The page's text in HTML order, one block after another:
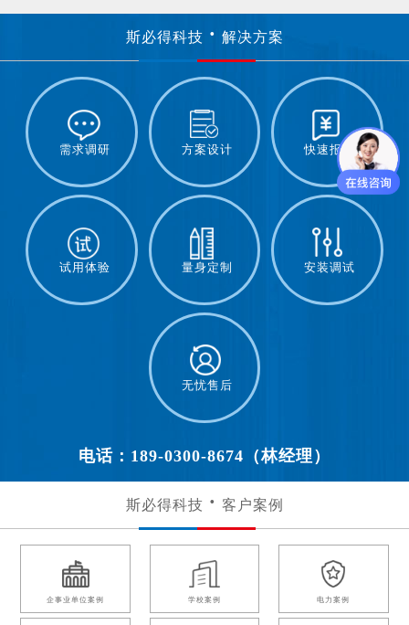
斯必得科技 解决方案
需求调研 方案设计 快速报价
试用体验 量身定制 安装调试
无忧售后
电话：189-0300-8674（林经理）
斯必得科技 客户案例
企事业单位案例 学校案例 电力案例